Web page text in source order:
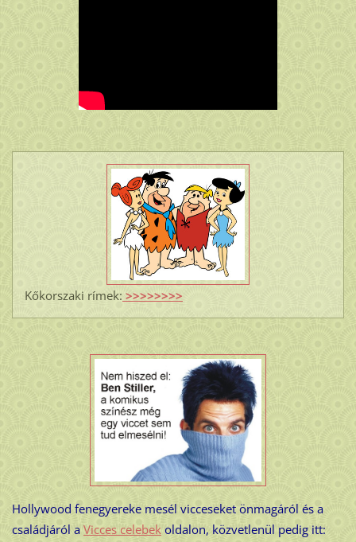
Kőkorszaki rímek: >>>>>>>>
Hollywood fenegyereke mesél vicceseket önmagáról és a
családjáról a Vicces celebek oldalon, közvetlenül pedig itt: